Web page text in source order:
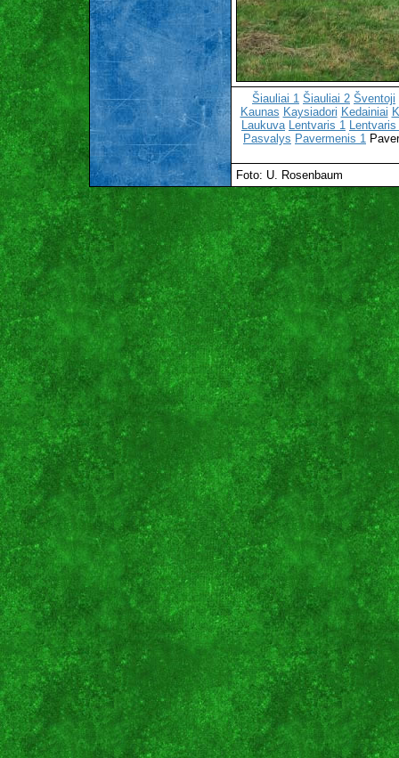
Šiauliai 1 Šiauliai 2 Šventoji
Kaunas Kaysiadori Kedainiai
Laukuva Lentvaris 1 Lentvaris
Pasvalys Pavermenis 1
Foto: U. Rosenbaum